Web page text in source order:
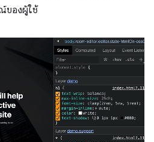
ของผู้ใช้